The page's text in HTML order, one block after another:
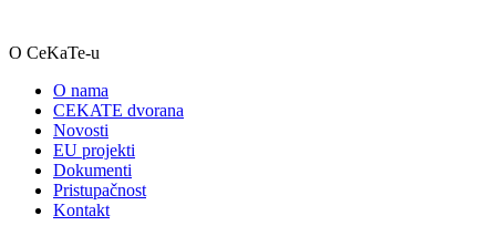
O CeKaTe-u
O nama
CEKATE dvorana
Novosti
EU projekti
Dokumenti
Pristupačnost
Kontakt